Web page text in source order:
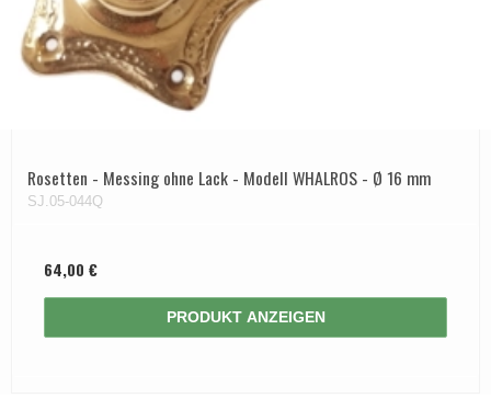
Rosetten - Messing ohne Lack - Modell WHALROS - Ø 16 mm
SJ.05-044Q
64,00 €
PRODUKT ANZEIGEN